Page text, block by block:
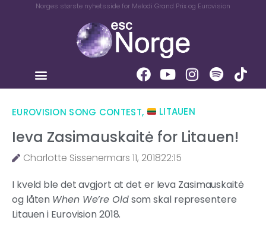
Norges største nyhetsside for Melodi Grand Prix og Eurovision
EUROVISION SONG CONTEST, LITAUEN
Ieva Zasimauskaitė for Litauen!
Charlotte Sissenermars 11, 201822:15
I kveld ble det avgjort at det er Ieva Zasimauskaitė
og låten When We’re Oldsom skal representere
Litauen i Eurovision 2018.